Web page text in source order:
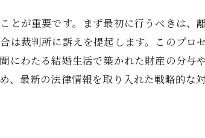
弁護士の選択基準
がもたらす安心感
法的支援の実例
割兵庫県西宮市での弁護士選びの重要性
とが重要です。まず最初に行うべきは、
は裁判所に訴えを提起します。このプロ
にわたる結婚生活で築かれた財産の分与
、最新の法律情報を取り入れた戦略的な